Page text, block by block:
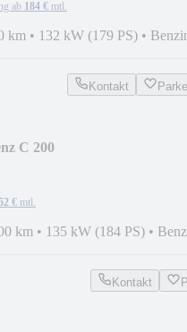
ab 184 € mtl.
km • 132 kW (179 PS) •
Kontakt
C 200
€ mtl.
km • 135 kW (184 PS) •
Kontakt